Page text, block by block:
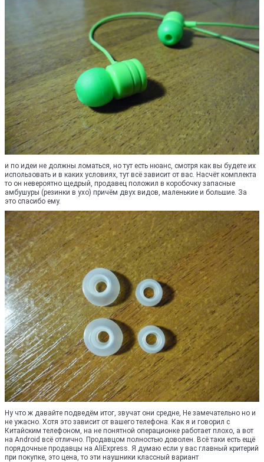
и по идеи не должны ломаться, но тут есть нюанс, смотря как вы будете их
использовать и в каких условиях, тут всё зависит от вас. Насчёт комплекта
то он невероятно щедрый, продавец положил в коробочку запасные
амбушуры (резинки в ухо) причём двух видов, маленькие и большие. За
это спасибо ему.
Ну что ж давайте подведём итог, звучат они средне, Не замечательно но и
не ужасно. Хотя это зависит от вашего телефона. Как я и говорил с
Китайским телефоном, на не понятной операционке работает плохо, а вот
на Android всё отлично. Продавцом полностью доволен. Всё таки есть ещё
порядочные продавцы на AliExpress. Я думаю если у вас главный критерий
при покупке, это цена, то эти наушники классный вариант